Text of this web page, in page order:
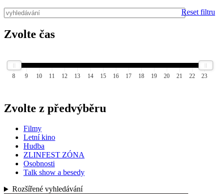
Reset filtru
Zvolte čas
8 9 10 11 12 13 14 15 16 17 18 19 20 21 22 23
Zvolte z předvýběru
Filmy
Letní kino
Hudba
ZLINFEST ZÓNA
Osobnosti
Talk show a besedy
Rozšířené vyhledávání